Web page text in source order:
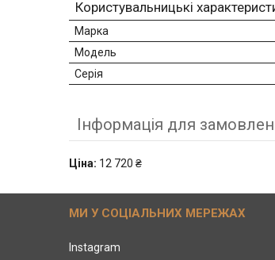
Користувальницькі
Марка
Модель
Серія
Інформація для
Ціна: 12 720 ₴
МИ У СОЦІАЛЬНИХ МЕРЕЖАХ
Instagram